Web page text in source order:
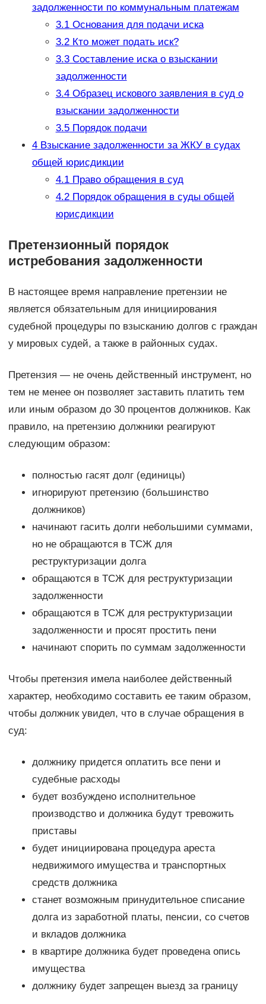
задолженности по коммунальным платежам
3.1Основания для подачи иска
3.2Кто может подать иск?
3.3Составление иска о взыскании
задолженности
3.4Образец искового заявления в суд о
взыскании задолженности
3.5Порядок подачи
4Взыскание задолженности за ЖКУ в судах
общей юрисдикции
4.1Право обращения в суд
4.2Порядок обращения в суды общей
юрисдикции
Претензионный порядок
истребования задолженности
В настоящее время направление претензии не
является обязательным для инициирования
судебной процедуры по взысканию долгов с граждан
у мировых судей, а также в районных судах.
Претензия — не очень действенный инструмент, но
тем не менее он позволяет заставить платить тем
или иным образом до 30 процентов должников. Как
правило, на претензию должники реагируют
следующим образом:
полностью гасят долг (единицы)
игнорируют претензию (большинство
должников)
начинают гасить долги небольшими суммами,
но не обращаются в ТСЖ для
реструктуризации долга
обращаются в ТСЖ для реструктуризации
задолженности
обращаются в ТСЖ для реструктуризации
задолженности и просят простить пени
начинают спорить по суммам задолженности
Чтобы претензия имела наиболее действенный
характер, необходимо составить ее таким образом,
чтобы должник увидел, что в случае обращения в
суд:
должнику придется оплатить все пени и
судебные расходы
будет возбуждено исполнительное
производство и должника будут тревожить
приставы
будет инициирована процедура ареста
недвижимого имущества и транспортных
средств должника
станет возможным принудительное списание
долга из заработной платы, пенсии, со счетов
и вкладов должника
в квартире должника будет проведена опись
имущества
должнику будет запрещен выезд за границу